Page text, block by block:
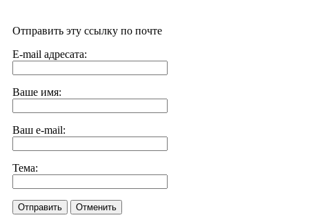
Отправить эту ссылку по почте
E-mail адресата:
Ваше имя:
Ваш e-mail:
Тема:
Отправить Отменить